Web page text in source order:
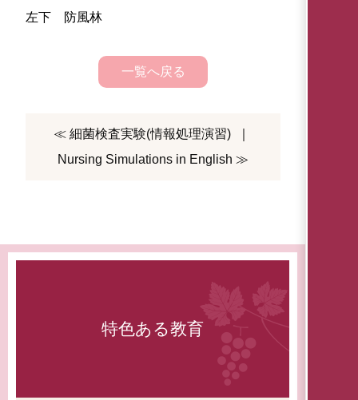
左下 防風林
一覧へ戻る
≪ 細菌検査実験(情報処理演習)｜
Nursing Simulations in English ≫
特色ある教育